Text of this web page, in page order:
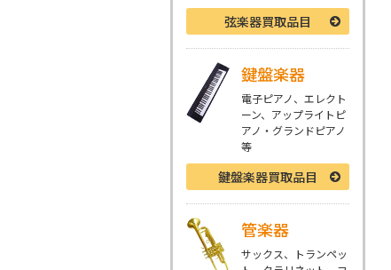
弦楽器買取品目
鍵盤楽器
電子ピアノ、エレクト
ーン、アップライトピ
アノ・グランドピアノ
等
鍵盤楽器買取品目
管楽器
サックス、トランペッ